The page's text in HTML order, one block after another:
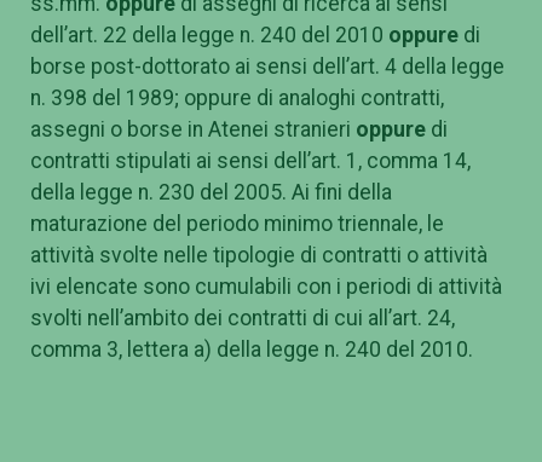
dell’art. 22 della legge n. 240 del 2010 oppure di
borse post-dottorato ai sensi dell’art. 4 della legge
n. 398 del 1989; oppure di analoghi contratti,
assegni o borse in Atenei stranieri oppure di
contratti stipulati ai sensi dell’art. 1, comma 14,
della legge n. 230 del 2005. Ai fini della
maturazione del periodo minimo triennale, le
attività svolte nelle tipologie di contratti o attività
ivi elencate sono cumulabili con i periodi di attività
svolti nell’ambito dei contratti di cui all’art. 24,
comma 3, lettera a) della legge n. 240 del 2010.